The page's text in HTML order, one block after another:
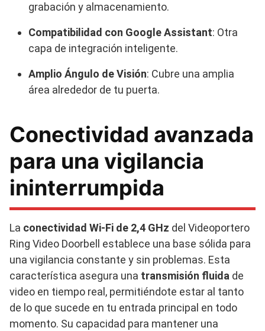
grabación y almacenamiento.
Compatibilidad con Google Assistant: Otra
capa de integración inteligente.
Amplio Ángulo de Visión: Cubre una amplia
área alrededor de tu puerta.
Conectividad avanzada
para una vigilancia
ininterrumpida
La conectividad Wi-Fi de 2,4 GHz del Videoportero
Ring Video Doorbell establece una base sólida para
una vigilancia constante y sin problemas. Esta
característica asegura una transmisión fluida de
video en tiempo real, permitiéndote estar al tanto
de lo que sucede en tu entrada principal en todo
momento. Su capacidad para mantener una